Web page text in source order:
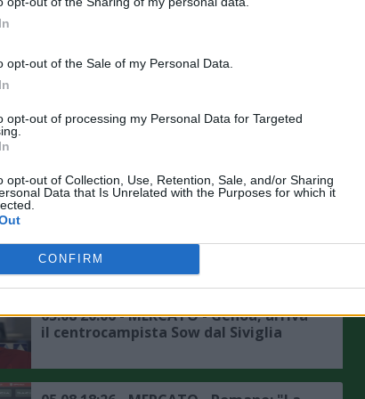
opt-out of the Sale of my Personal Data.
opt-out of processing my Personal Data for Targeted
opt-out of Collection, Use, Retention, Sale, and/or Sharing
Data that Is Unrelated with the Purposes for which it
CONFIRM
Nazionale è un obiettivo"
05.08 23:50 - MERCATO - Schira: "Il
ma in difesa non ho neanche un
titolare"
"Zeballos continua ad aspettare il
Napoli, si attendono sviluppi, ecco le
ultime"
05.08 20:06 - MERCATO - Genoa, arriva
il centrocampista Sow dal Siviglia